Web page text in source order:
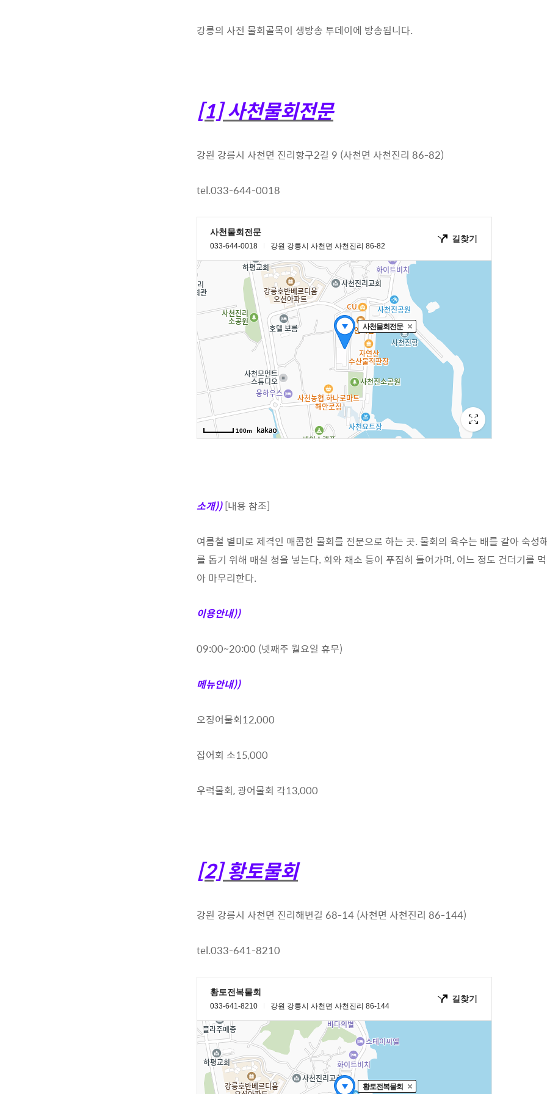
강릉의 사전 물회골목이 생방송 투데이에 방송됩니다.
[1] 사천물회전문
강원 강릉시 사천면 진리항구2길 9 (사천면 사천진리 86-82)
tel.033-644-0018
소개))[내용 참조]
여름철 별미로 제격인 매콤한 물회를 전문으로 하는 곳. 물회의 육수는 배를 갈아 숙성
를 돕기 위해 매실 청을 넣는다. 회와 채소 등이 푸짐히 들어가며, 어느 정도 건더기를
아 마무리한다.
이용안내))
09:00~20:00 (넷째주 월요일 휴무)
메뉴안내))
오징어물회12,000
잡어회 소15,000
우럭물회, 광어물회 각13,000
[2] 황토물회
강원 강릉시 사천면 진리해변길 68-14 (사천면 사천진리 86-144)
tel.033-641-8210